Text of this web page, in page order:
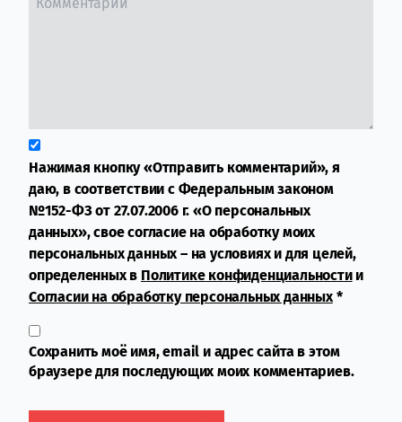
Нажимая кнопку «Отправить комментарий», я
даю, в соответствии с Федеральным законом
№152-ФЗ от 27.07.2006 г. «О персональных
данных», свое согласие на обработку моих
персональных данных – на условиях и для целей,
определенных в Политике конфиденциальностии
Согласии на обработку персональных данных*
Сохранить моё имя, email и адрес сайта в этом
браузере для последующих моих комментариев.